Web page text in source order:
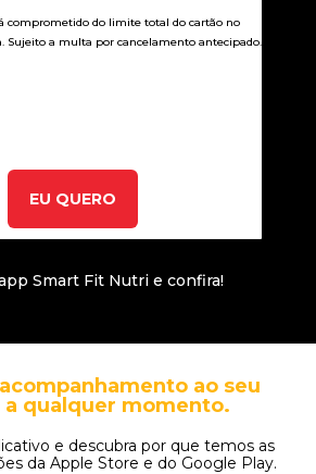
comprometido do limite total do cartão no
Sujeito a multa por cancelamento antecipado.
EU QUERO
Smart Fit Nutri e confira!
ao seu
a qualquer momento.
e descubra por que temos as
da Apple Store e do Google Play.